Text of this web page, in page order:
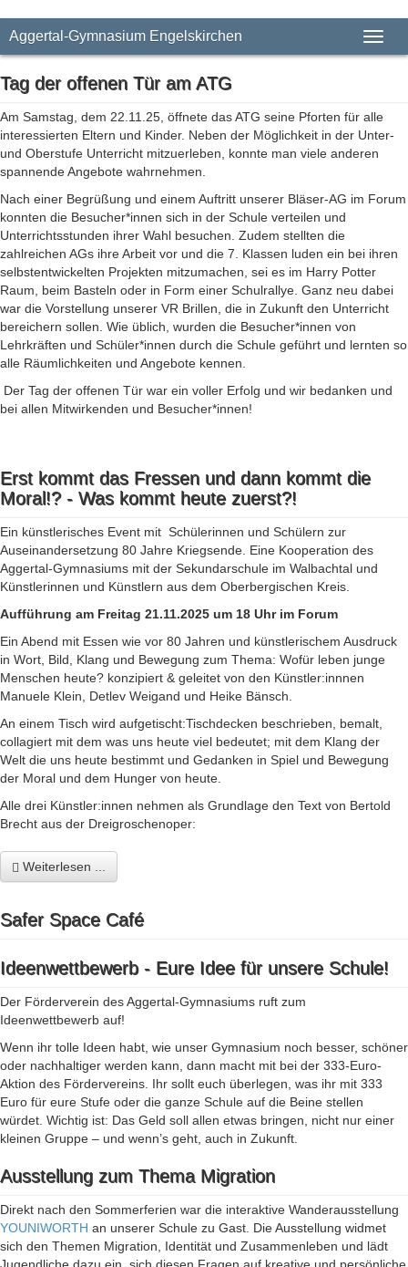
Aggertal-Gymnasium Engelskirchen
Tag der offenen Tür am ATG
Am Samstag, dem 22.11.25, öffnete das ATG seine Pforten für alle
interessierten Eltern und Kinder. Neben der Möglichkeit in der Unter-
und Oberstufe Unterricht mitzuerleben, konnte man viele anderen
spannende Angebote wahrnehmen.
Nach einer Begrüßung und einem Auftritt unserer Bläser-AG im Forum
konnten die Besucher*innen sich in der Schule verteilen und
Unterrichtsstunden ihrer Wahl besuchen. Zudem stellten die
zahlreichen AGs ihre Arbeit vor und die 7. Klassen luden ein bei ihren
selbstentwickelten Projekten mitzumachen, sei es im Harry Potter
Raum, beim Basteln oder in Form einer Schulrallye. Ganz neu dabei
war die Vorstellung unserer VR Brillen, die in Zukunft den Unterricht
bereichern sollen. Wie üblich, wurden die Besucher*innen von
Lehrkräften und Schüler*innen durch die Schule geführt und lernten so
alle Räumlichkeiten und Angebote kennen.
Der Tag der offenen Tür war ein voller Erfolg und wir bedanken und
bei allen Mitwirkenden und Besucher*innen!
Erst kommt das Fressen und dann kommt die
Moral!? - Was kommt heute zuerst?!
Ein künstlerisches Event mit Schülerinnen und Schülern zur
Auseinandersetzung 80 Jahre Kriegsende. Eine Kooperation des
Aggertal-Gymnasiums mit der Sekundarschule im Walbachtal und
Künstlerinnen und Künstlern aus dem Oberbergischen Kreis.
Aufführung am Freitag 21.11.2025 um 18 Uhr im Forum
Ein Abend mit Essen wie vor 80 Jahren und künstlerischem Ausdruck
in Wort, Bild, Klang und Bewegung zum Thema: Wofür leben junge
Menschen heute? konzipiert & geleitet von den Künstler:innnen
Manuele Klein, Detlev Weigand und Heike Bänsch.
An einem Tisch wird aufgetischt:Tischdecken beschrieben, bemalt,
collagiert mit dem was uns heute viel bedeutet; mit dem Klang der
Welt die uns heute bestimmt und Gedanken in Spiel und Bewegung
der Moral und dem Hunger von heute.
Alle drei Künstler:innen nehmen als Grundlage den Text von Bertold
Brecht aus der Dreigroschenoper:
Weiterlesen ...
Safer Space Café
Ideenwettbewerb - Eure Idee für unsere Schule!
Der Förderverein des Aggertal-Gymnasiums ruft zum
Ideenwettbewerb auf!
Wenn ihr tolle Ideen habt, wie unser Gymnasium noch besser, schöner
oder nachhaltiger werden kann, dann macht mit bei der 333-Euro-
Aktion des Fördervereins. Ihr sollt euch überlegen, was ihr mit 333
Euro für eure Stufe oder die ganze Schule auf die Beine stellen
würdet. Wichtig ist: Das Geld soll allen etwas bringen, nicht nur einer
kleinen Gruppe – und wenn’s geht, auch in Zukunft.
Ausstellung zum Thema Migration
Direkt nach den Sommerferien war die interaktive Wanderausstellung
YOUNIWORTH an unserer Schule zu Gast. Die Ausstellung widmet
sich den Themen Migration, Identität und Zusammenleben und lädt